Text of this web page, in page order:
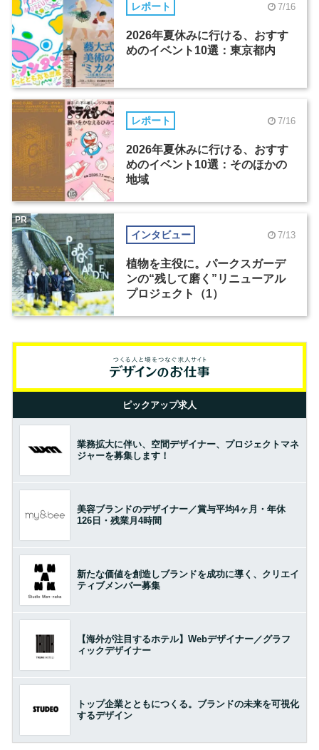
レポート 7/16
2026年夏休みに行ける、おすす
めのイベント10選：東京都内
レポート 7/16
2026年夏休みに行ける、おすす
めのイベント10選：そのほかの
地域
インタビュー 7/13
植物を主役に。パークスガーデ
ンの“残して磨く”リニューアル
プロジェクト（1）
PR
ピックアップ求人
業務拡大に伴い、空間デザイナー、プロジェクトマネ
ジャーを募集します！
美容ブランドのデザイナー／賞与平均4ヶ月・年休
126日・残業月4時間
新たな価値を創造しブランドを成功に導く、クリエイ
ティブメンバー募集
【海外が注目するホテル】Webデザイナー／グラフ
ィックデザイナー
トップ企業とともにつくる。ブランドの未来を可視化
するデザイン